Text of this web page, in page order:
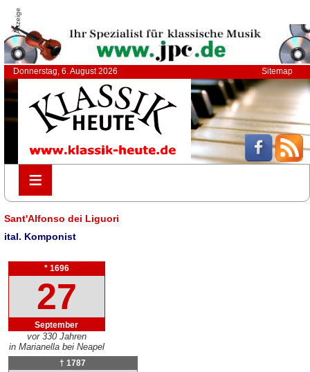
Anzeige
Donnerstag, 6. August 2026 Sitemap
≡
≡
Sant'Alfonso dei Liguori
ital. Komponist
* 1696
27
September
vor 330 Jahren
in Marianella bei Neapel
† 1787